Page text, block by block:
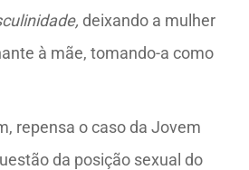
deixando a mulher
à mãe, tomando-a como
repensa o caso da Jovem
da posição sexual do